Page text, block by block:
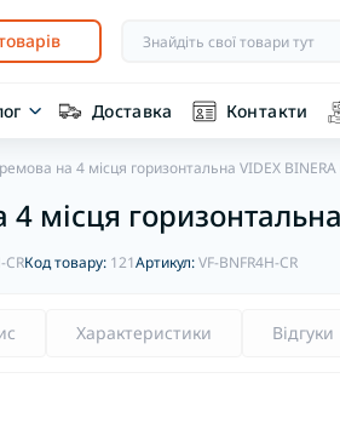
Доставка Контакти
на 4 місця горизонтальна VIDEX BINERA
місця
CRКод товару: 121Артикул:VF-BNFR4H-CR
Характеристики Відгуки